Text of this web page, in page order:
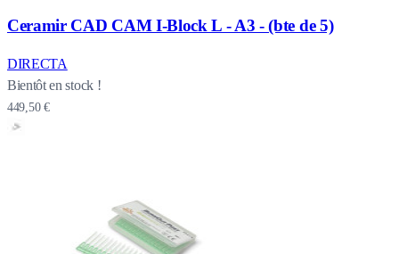
Ceramir CAD CAM I-Block L - A3 - (bte de 5)
DIRECTA
Bientôt en stock !
449,50 €